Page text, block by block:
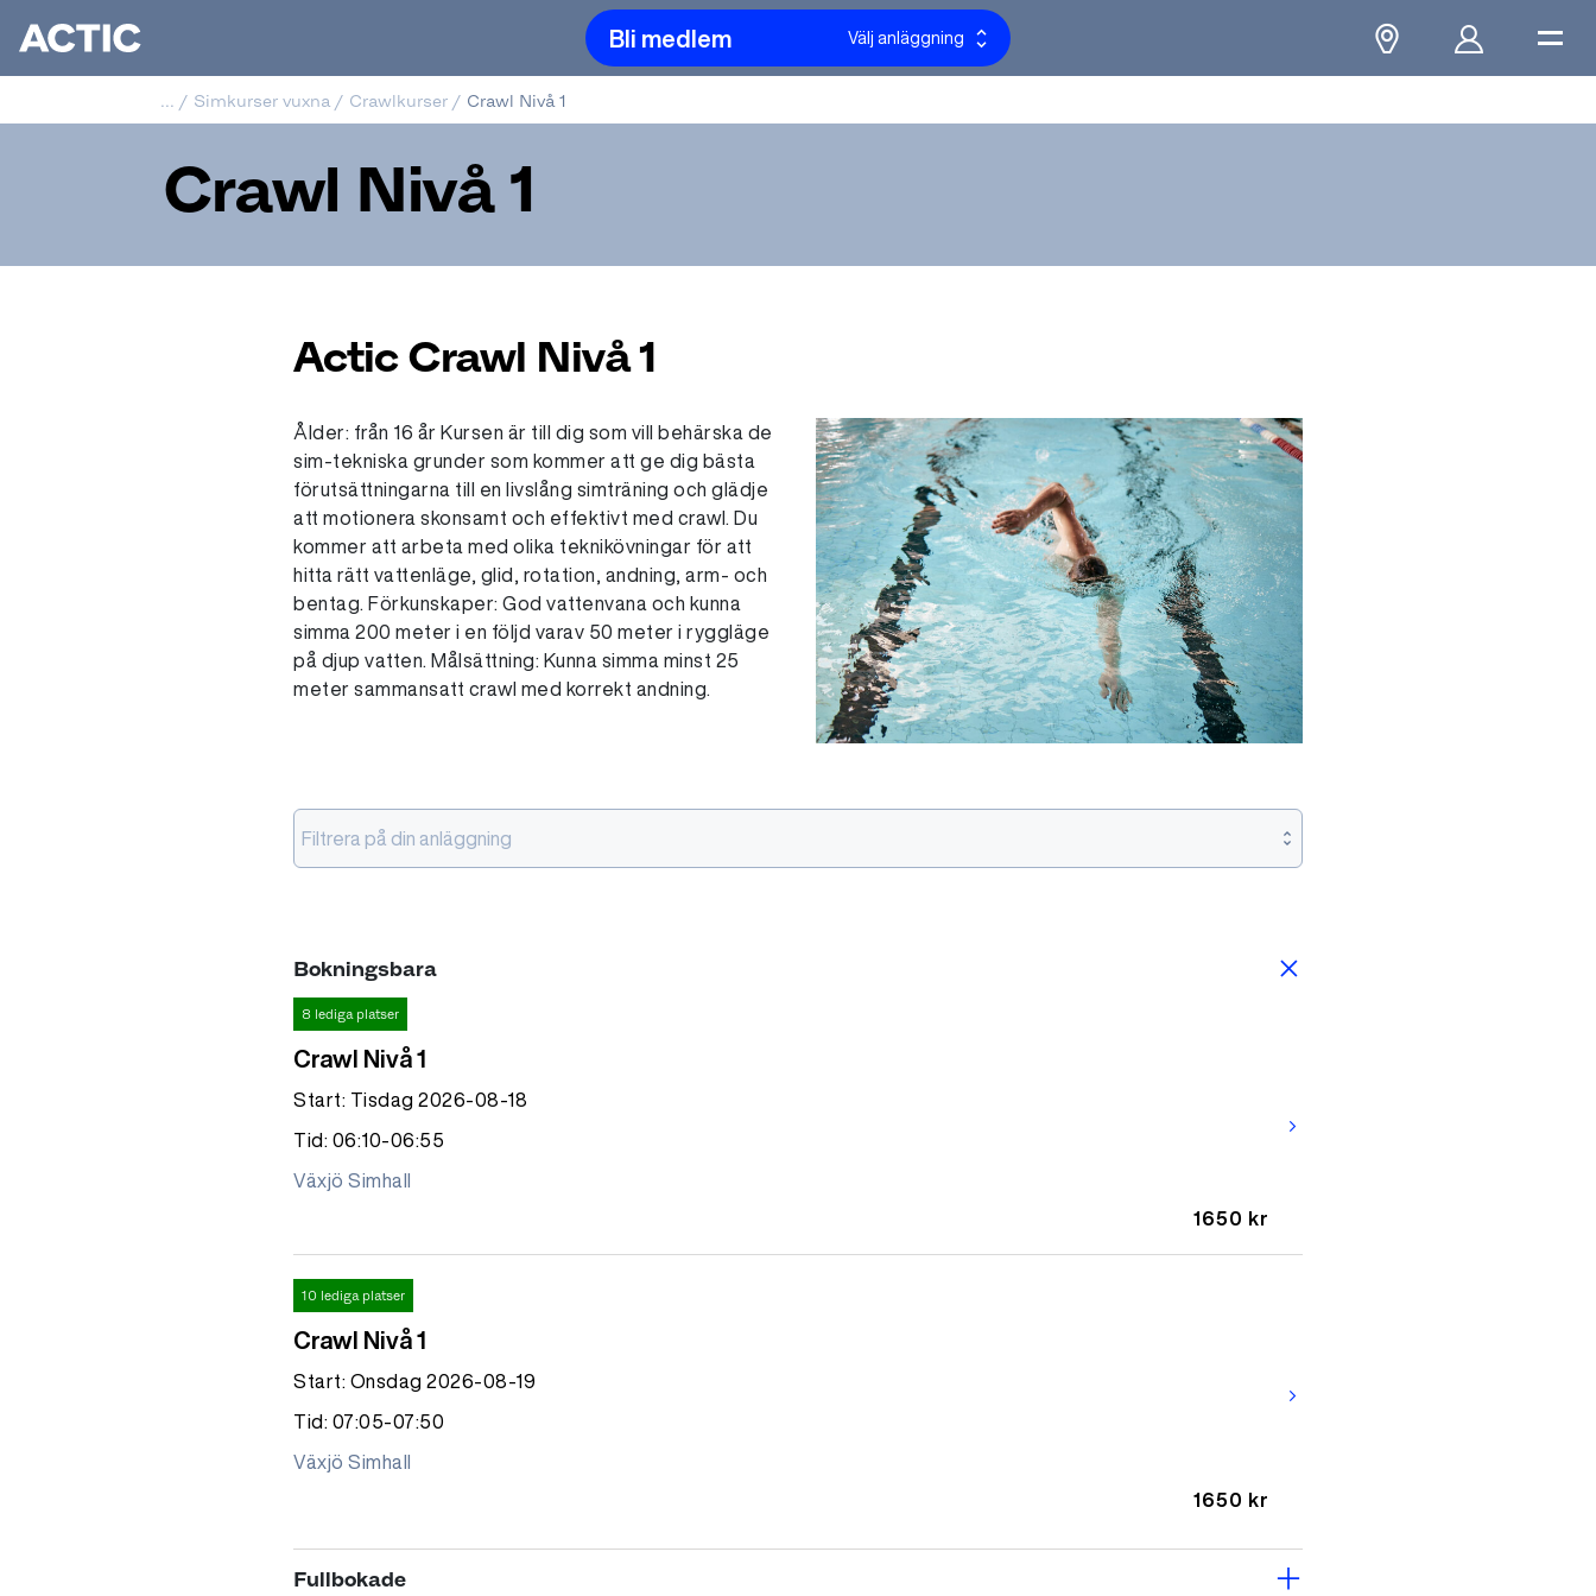
Bli medlem Välj anläggning
... / Simkurser vuxna / Crawlkurser/ Crawl Nivå 1
Crawl Nivå 1
Actic Crawl Nivå 1
Ålder: från 16 år Kursen är till dig som vill behärska de
sim-tekniska grunder som kommer att ge dig bästa
förutsättningarna till en livslång simträning och glädje
att motionera skonsamt och effektivt med crawl. Du
kommer att arbeta med olika teknikövningar för att
hitta rätt vattenläge, glid, rotation, andning, arm- och
bentag. Förkunskaper: God vattenvana och kunna
simma 200 meter i en följd varav 50 meter i ryggläge
på djup vatten. Målsättning: Kunna simma minst 25
meter sammansatt crawl med korrekt andning.
Filtrera på din anläggning
Bokningsbara
8 lediga platser
Crawl Nivå 1
Start: Tisdag 2026-08-18
Tid: 06:10-06:55
Växjö Simhall
1650 kr
arrow_forward_ios
10 lediga platser
Crawl Nivå 1
Start: Onsdag 2026-08-19
Tid: 07:05-07:50
Växjö Simhall
1650 kr
arrow_forward_ios
Fullbokade